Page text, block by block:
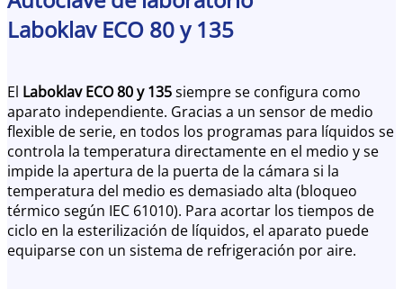
Laboklav ECO 80 y 135
El Laboklav ECO 80 y 135siempre se configura como
aparato independiente. Gracias a un sensor de medio
flexible de serie, en todos los programas para líquidos se
controla la temperatura directamente en el medio y se
impide la apertura de la puerta de la cámara si la
temperatura del medio es demasiado alta (bloqueo
térmico según IEC 61010). Para acortar los tiempos de
ciclo en la esterilización de líquidos, el aparato puede
equiparse con un sistema de refrigeración por aire.